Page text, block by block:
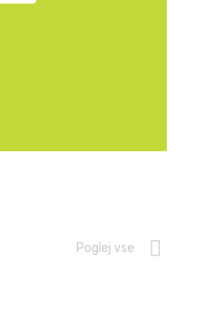
Poglej vse